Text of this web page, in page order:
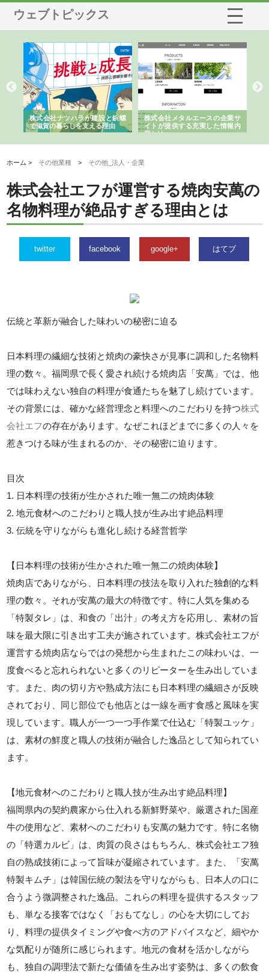
ウェブトピックス
株式会社ナツハラが建設と鋲螺
で滋賀の暮らしを支える理由
株式会社メタルエースの企業サ
イトが提供する充実した情報内
容とは
ホーム > その他業種 > その他_法人・企業
株式会社エフが運営する焼肉安萬の
名物料理が絶品すぎる理由とは
twitter facebook google+ はてブ
伝統と革新が融合した味わいの秘密に迫る
日本料理の繊細な技術と焼肉の豪快さが見事に調和した名物料
理の数々。福岡県で長く愛され続ける焼肉店「安萬」では、他
では味わえない独自の料理が食通たちを魅了し続けています。
その背景には、確かな経営理念と料理へのこだわりを持つ株式
会社エフの存在があります。なぜこれほどまでに多くの人々を
惹きつける味が生まれるのか、その秘密に迫ります。
目次
1. 日本料理の技術が生かされた唯一無二の焼肉体験
2. 地元食材へのこだわりと職人技が生み出す絶品料理
3. 伝統を守りながらも進化し続ける経営哲学
【日本料理の技術が生かされた唯一無二の焼肉体験】
焼肉店でありながら、日本料理の技法を取り入れた独創的な料
理の数々。それが安萬の最大の特徴です。特に人気を集める
「特製タレ」は、和食の「出汁」の考え方を応用し、素材の旨
味を最大限に引き出す工夫が施されています。株式会社エフが
運営する焼肉店ならではの発想から生まれたこの味わいは、一
度食べると忘れられないと多くのリピーターを生み出していま
す。また、肉の切り方や熟成方法にも日本料理の繊細さが反映
されており、同じ部位でも他店とは一線を画す食感と風味を実
現しています。職人が一つ一つ手作業で仕込む「特製ユッケ」
は、素材の鮮度と職人の技術が融合した逸品として知られてい
ます。
【地元食材へのこだわりと職人技が生み出す絶品料理】
福岡県内の契約農家から仕入れる新鮮野菜や、厳選された国産
牛の使用など、素材へのこだわりも安萬の魅力です。特に名物
の「特選カルビ」は、肉質の良さはもちろん、株式会社エフ独
自の熟成技術によって旨味が凝縮されています。また、「安萬
特製キムチ」は韓国伝統の製法を守りながらも、日本人の口に
合うよう微調整された逸品。これらの料理を提供するスタッフ
も、単なる接客ではなく「おもてなし」の心を大切にしてお
り、料理の提供タイミングや食べ方のアドバイスなど、細やか
な気配りが随所に感じられます。地元の食材を活かしながら
も、独自の調理法で新たな価値を生み出す姿勢は、多くの飲食